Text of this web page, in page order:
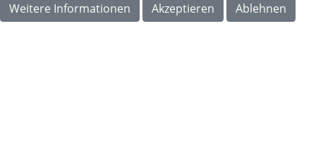
Weitere Informationen Akzeptieren Ablehnen